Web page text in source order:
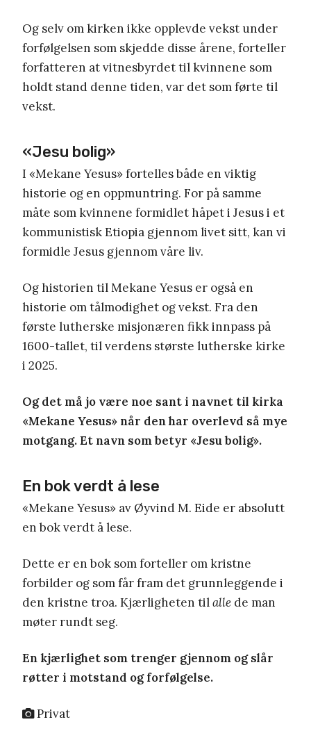
Og selv om kirken ikke opplevde vekst under
forfølgelsen som skjedde disse årene, forteller
forfatteren at vitnesbyrdet til kvinnene som
holdt stand denne tiden, var det som førte til
vekst.
«Jesu bolig»
I «Mekane Yesus» fortelles både en viktig
historie og en oppmuntring. For på samme
måte som kvinnene formidlet håpet i Jesus i et
kommunistisk Etiopia gjennom livet sitt, kan vi
formidle Jesus gjennom våre liv.
Og historien til Mekane Yesus er også en
historie om tålmodighet og vekst. Fra den
første lutherske misjonæren fikk innpass på
1600-tallet, til verdens største lutherske kirke
i 2025.
Og det må jo være noe sant i navnet til kirka
«Mekane Yesus» når den har overlevd så mye
motgang. Et navn som betyr «Jesu bolig».
En bok verdt å lese
«Mekane Yesus» av Øyvind M. Eide er absolutt
en bok verdt å lese.
Dette er en bok som forteller om kristne
forbilder og som får fram det grunnleggende i
den kristne troa. Kjærligheten tilalle de man
møter rundt seg.
En kjærlighet som trenger gjennom og slår
røtter i motstand og forfølgelse.
Privat